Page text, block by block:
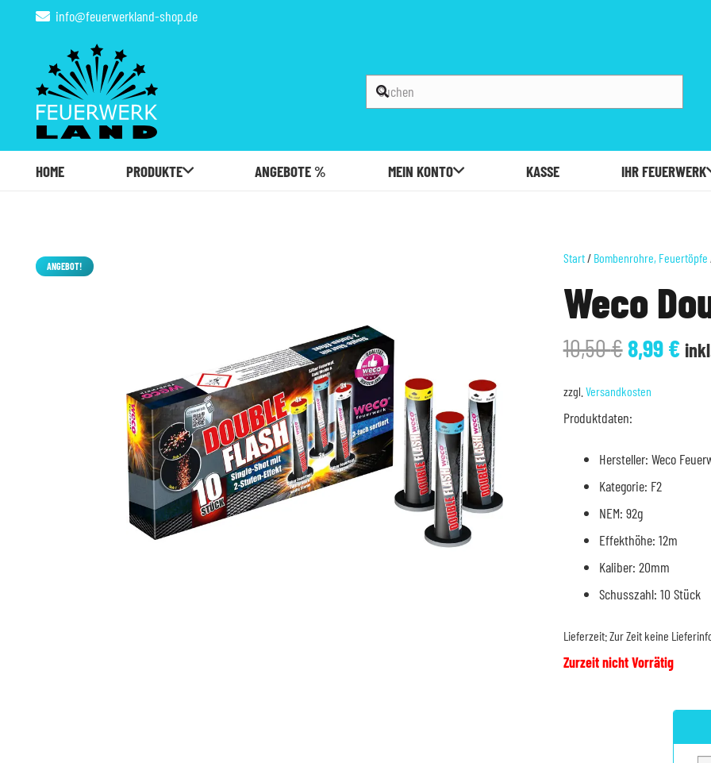
info@feuerwerkland-shop.de
HOME PRODUKTE ANGEBOTE % MEIN KONTO KASSE IHR FEUERWERK
ANGEBOT!
Start/ Bombenrohre, Feuertöpfe
Weco
10,50€
Preis
war:
10,50 €
8,99€
zzgl. Versandkosten
Produktdaten:
Hersteller: Weco
Kategorie: F2
NEM: 92g
Effekthöhe: 12m
Kaliber: 20mm
Schusszahl: 10 Stück
Lieferzeit:Zur Zeit keine
Zurzeit nicht Vorrätig